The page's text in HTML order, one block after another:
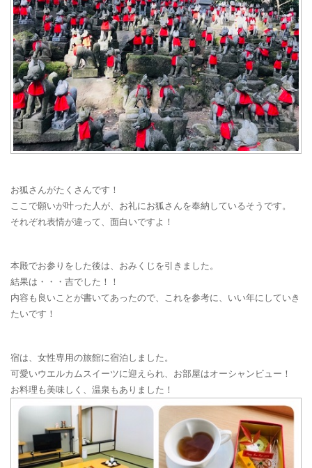
お狐さんがたくさんです！
ここで願いが叶った人が、お礼にお狐さんを奉納しているそうです。
それぞれ表情が違って、面白いですよ！
本殿でお参りをした後は、おみくじを引きました。
結果は・・・吉でした！！
内容も良いことが書いてあったので、これを参考に、いい年にしていき
たいです！
宿は、女性専用の旅館に宿泊しました。
可愛いウエルカムスイーツに迎えられ、お部屋はオーシャンビュー！
お料理も美味しく、温泉もありました！